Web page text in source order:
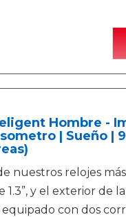
Hombre -
| Sueño |
nuestros relojes
y el exterior de
equipado con dos